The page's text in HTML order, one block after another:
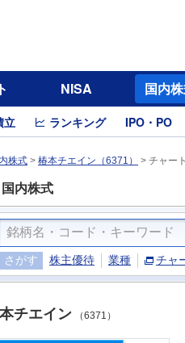
NISA 国内
立 ランキング IPO・PO
株式 > 椿本チエイン（6371） > チャー
国内株式
さがす 株主優待 業種 チャ
チエイン （6371）